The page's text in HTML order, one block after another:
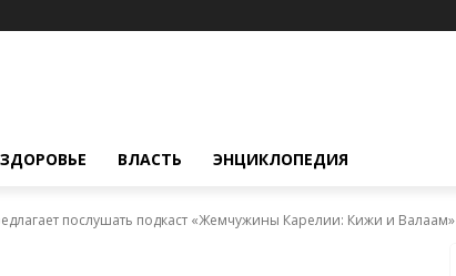
ВЛАСТЬ ЭНЦИКЛОПЕДИЯ
послушать подкаст «Жемчужины Карелии: Кижи и Валаам»